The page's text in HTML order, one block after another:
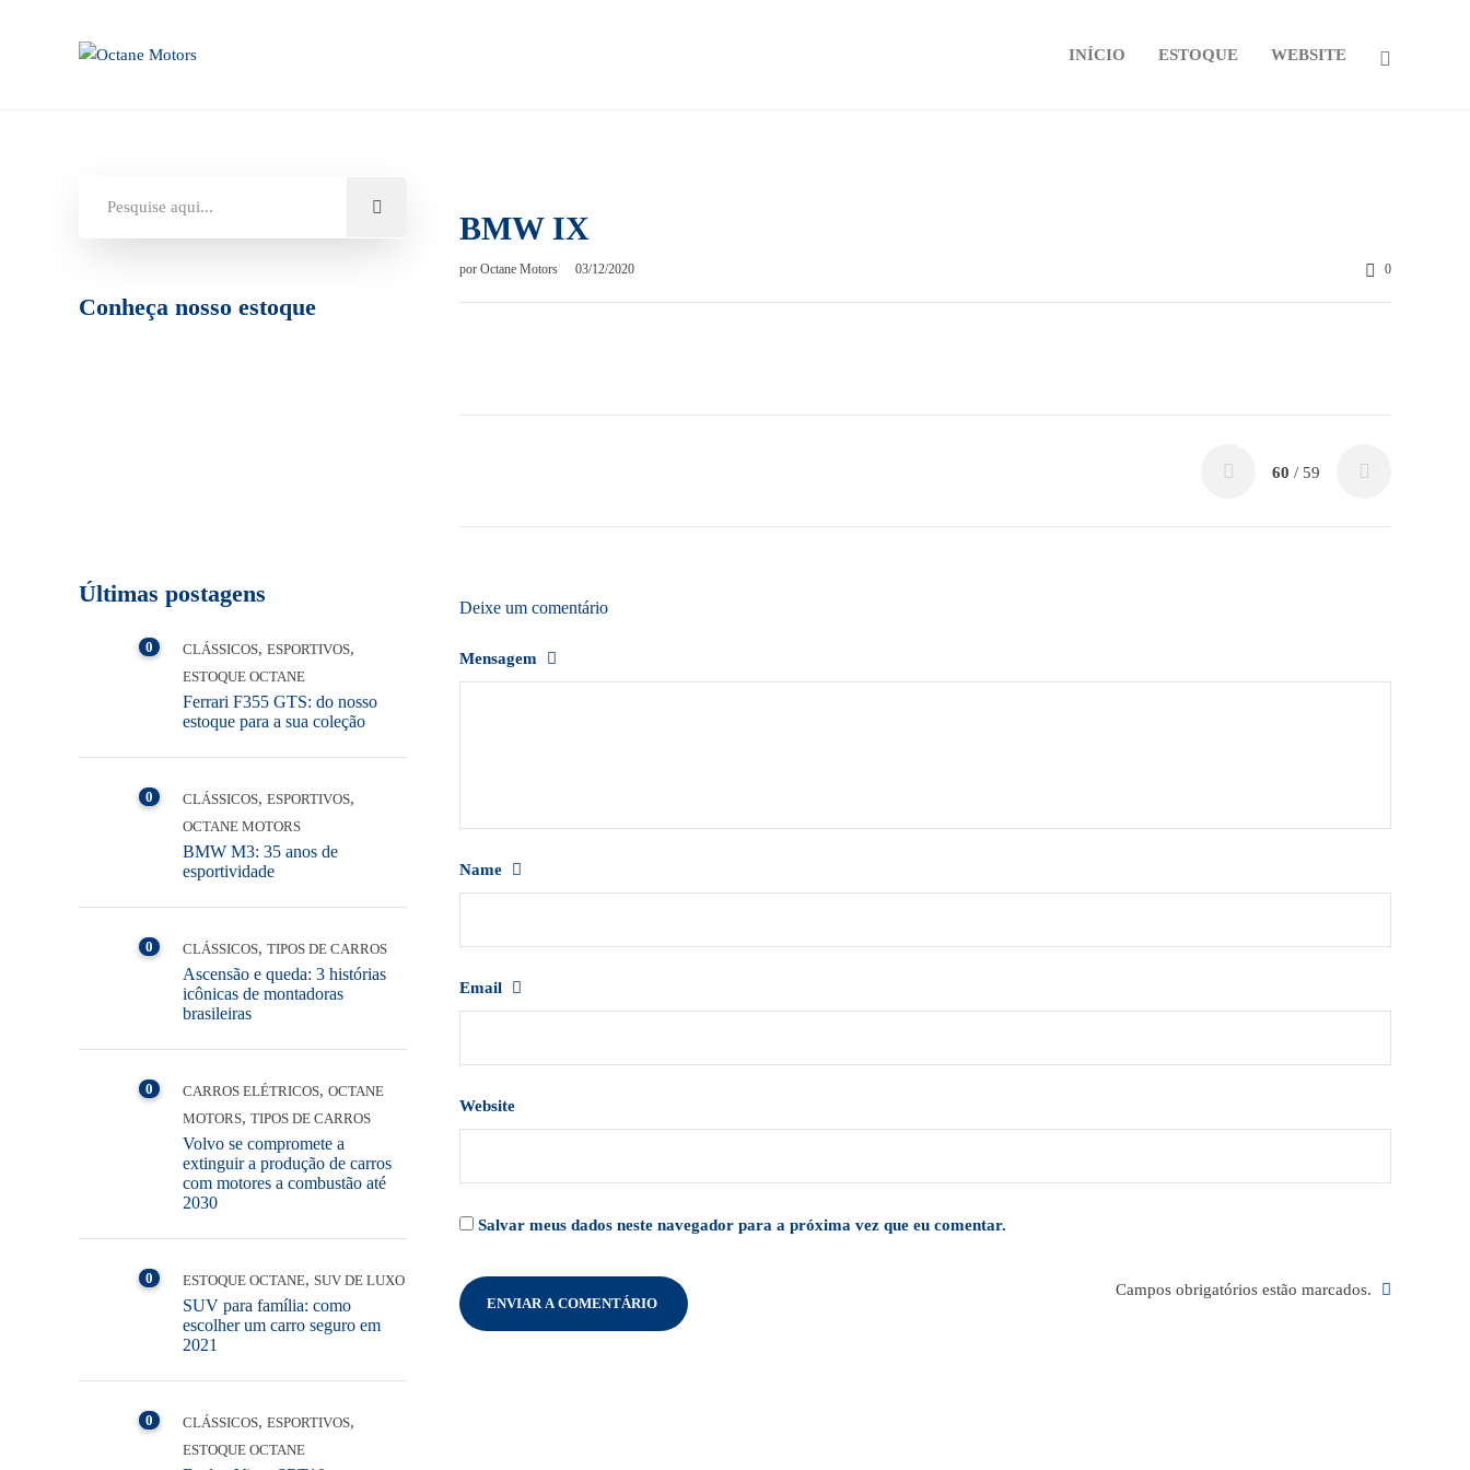
INÍCIO ESTOQUE WEBSITE
BMW IX
por Octane Motors 03/12/2020 0
60 / 59
Deixe um comentário
Mensagem
Name
Email
Website
Salvar meus dados neste navegador para a próxima vez que eu comentar.
Campos obrigatórios estão marcados.
Conheça nosso estoque
Últimas postagens
0 CLÁSSICOS, ESPORTIVOS,
ESTOQUE OCTANE
Ferrari F355 GTS: do nosso
estoque para a sua coleção
0 CLÁSSICOS, ESPORTIVOS,
OCTANE MOTORS
BMW M3: 35 anos de
esportividade
0 CLÁSSICOS, TIPOS DE CARROS
Ascensão e queda: 3 histórias
icônicas de montadoras
brasileiras
0 CARROS ELÉTRICOS, OCTANE
MOTORS, TIPOS DE CARROS
Volvo se compromete a
extinguir a produção de carros
com motores a combustão até
2030
0 ESTOQUE OCTANE, SUV DE LUXO
SUV para família: como
escolher um carro seguro em
2021
0 CLÁSSICOS, ESPORTIVOS,
ESTOQUE OCTANE